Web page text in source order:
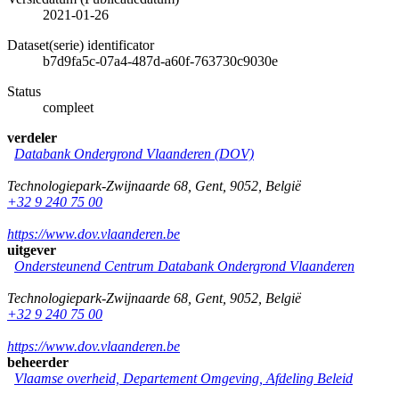
2021-01-26
Dataset(serie) identificator
b7d9fa5c-07a4-487d-a60f-763730c9030e
Status
compleet
verdeler
Databank Ondergrond Vlaanderen (DOV)
Technologiepark-Zwijnaarde 68 Gent, 9052 België
+32 9 240 75 00
https://www.dov.vlaanderen.be
uitgever
Ondersteunend Centrum Databank Ondergrond Vlaanderen
Technologiepark-Zwijnaarde 68 Gent, 9052 België
+32 9 240 75 00
https://www.dov.vlaanderen.be
beheerder
Vlaamse overheid, Departement Omgeving, Afdeling Beleid